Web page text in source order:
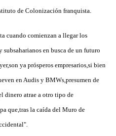
de Colonización franquista.
cuando comienzan a llegar los
en busca de un futuro
ya prósperos empresarios,si bien
en Audis y BMWs,presumen de
dinero atrae a otro tipo de
que,tras la caída del Muro de